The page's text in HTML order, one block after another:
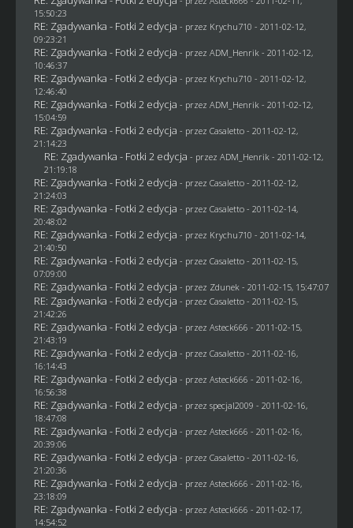
15:50:23
RE: Zgadywanka - Fotki 2 edycja - przez Krychu710 - 2011-02-12,
09:23:21
RE: Zgadywanka - Fotki 2 edycja - przez ADM_Henrik - 2011-02-12,
10:46:37
RE: Zgadywanka - Fotki 2 edycja - przez Krychu710 - 2011-02-12,
12:46:40
RE: Zgadywanka - Fotki 2 edycja - przez ADM_Henrik - 2011-02-12,
15:04:59
RE: Zgadywanka - Fotki 2 edycja - przez Casaletto- 2011-02-12,
21:14:23
RE: Zgadywanka - Fotki 2 edycja - przez ADM_Henrik - 2011-02-12,
21:19:18
RE: Zgadywanka - Fotki 2 edycja - przez Casaletto- 2011-02-12,
21:24:03
RE: Zgadywanka - Fotki 2 edycja - przez Casaletto- 2011-02-14,
20:48:02
RE: Zgadywanka - Fotki 2 edycja - przez Krychu710 - 2011-02-14,
21:40:50
RE: Zgadywanka - Fotki 2 edycja - przez Casaletto- 2011-02-15,
07:09:00
RE: Zgadywanka - Fotki 2 edycja - przez Zdunek - 2011-02-15, 15:47:07
RE: Zgadywanka - Fotki 2 edycja - przez Casaletto- 2011-02-15,
21:42:26
RE: Zgadywanka - Fotki 2 edycja - przez Asteck666 - 2011-02-15,
21:43:19
RE: Zgadywanka - Fotki 2 edycja - przez Casaletto- 2011-02-16,
16:14:43
RE: Zgadywanka - Fotki 2 edycja - przez Asteck666 - 2011-02-16,
16:56:38
RE: Zgadywanka - Fotki 2 edycja - przez specjal2009 - 2011-02-16,
18:47:08
RE: Zgadywanka - Fotki 2 edycja - przez Asteck666 - 2011-02-16,
20:39:06
RE: Zgadywanka - Fotki 2 edycja - przez Casaletto- 2011-02-16,
21:20:36
RE: Zgadywanka - Fotki 2 edycja - przez Asteck666 - 2011-02-16,
23:18:09
RE: Zgadywanka - Fotki 2 edycja - przez Asteck666 - 2011-02-17,
14:54:52